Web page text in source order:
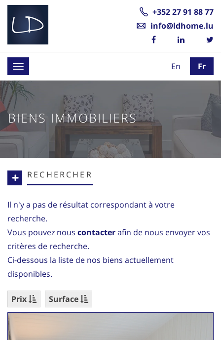
+352 27 91 88 77
info@ldhome.lu
Toggle
navigation
En Fr
BIENS IMMOBILIERS
RECHERCHER
Il n'y a pas de résultat correspondant à votre
recherche.
Vous pouvez nous contacterafin de nous envoyer vos
critères de recherche.
Ci-dessous la liste de nos biens actuellement
disponibles.
Prix Surface